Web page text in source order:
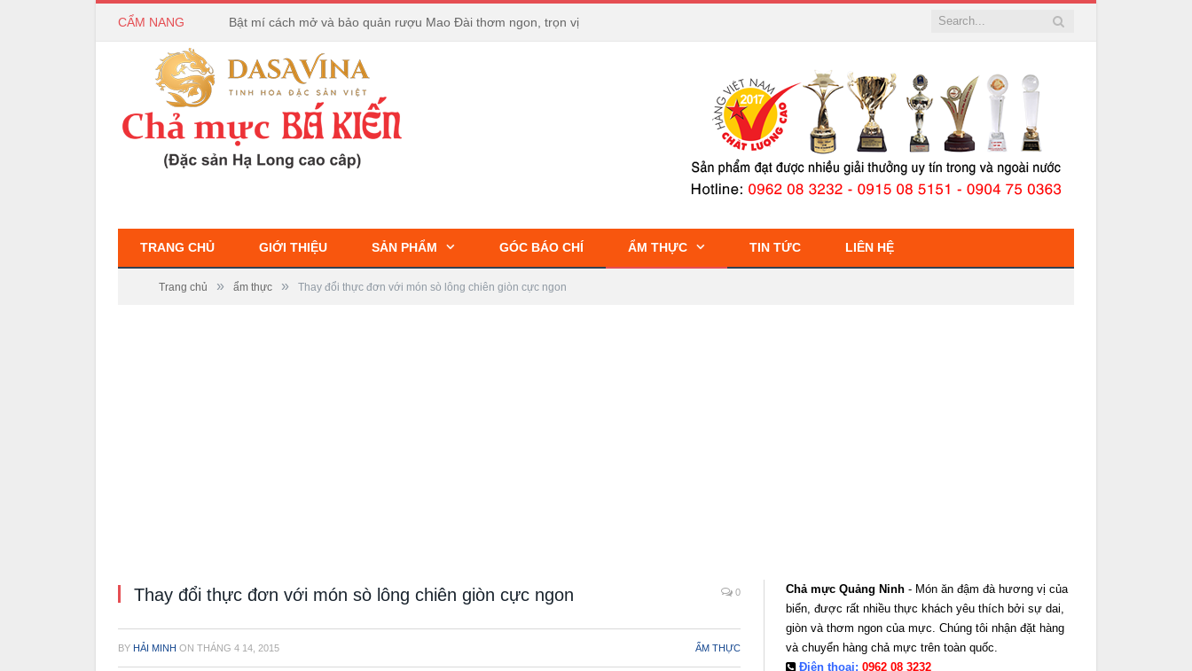
CẨM NANG Bật mí cách mở và bảo quản rượu Mao Đài thơm ngon, trọn vị
TRANG CHỦ GIỚI THIỆU SẢN PHẨM GÓC BÁO CHÍ ẨM THỰC TIN TỨC LIÊN HỆ
Trang chủ » ẩm thực » Thay đổi thực đơn với món sò lông chiên giòn cực ngon
Thay đổi thực đơn với món sò lông chiên giòn cực ngon 0
BY HẢI MINH ON THÁNG 4 14, 2015 ẨM THỰC
Chả mực Quảng Ninh - Món ăn đậm đà hương vị của
biển, được rất nhiều thực khách yêu thích bởi sự dai,
giòn và thơm ngon của mực. Chúng tôi nhận đặt hàng
và chuyển hàng chả mực trên toàn quốc.
Điện thoại: 0962 08 3232